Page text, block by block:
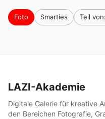
Foto Smarties Teil
LAZI-Akademie
Digitale Galerie für kreative
den Bereichen Fotografie,